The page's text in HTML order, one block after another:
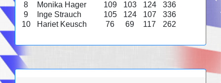
8
Monika Hager 109 103 124
336
9
Inge Strauch 105 124 107
336
10
Hariet Keusch 76 69 117 262